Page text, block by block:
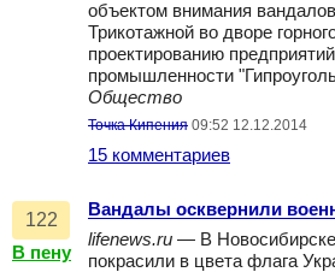
объектом внимания
Трикотажной во дворе
проектированию
промышленности
Общество
Точка Кипения 09:52 12.12.2014
15 комментариев
122
В пену
Вандалы осквернили
lifenews.ru — В
покрасили в цвета флага